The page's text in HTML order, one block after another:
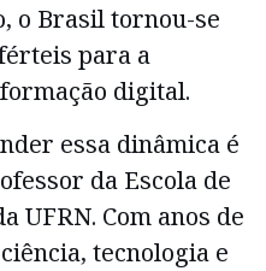
o Brasil tornou-se
para a
digital.
essa dinâmica é
da Escola de
UFRN. Com anos de
tecnologia e